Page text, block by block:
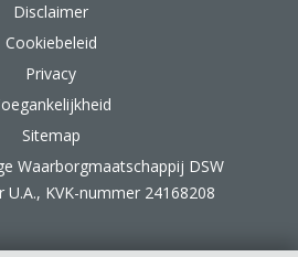
Disclaimer
Cookiebeleid
Privacy
Sitemap
Waarborgmaatschappij DSW
U.A., KVK-nummer 24168208